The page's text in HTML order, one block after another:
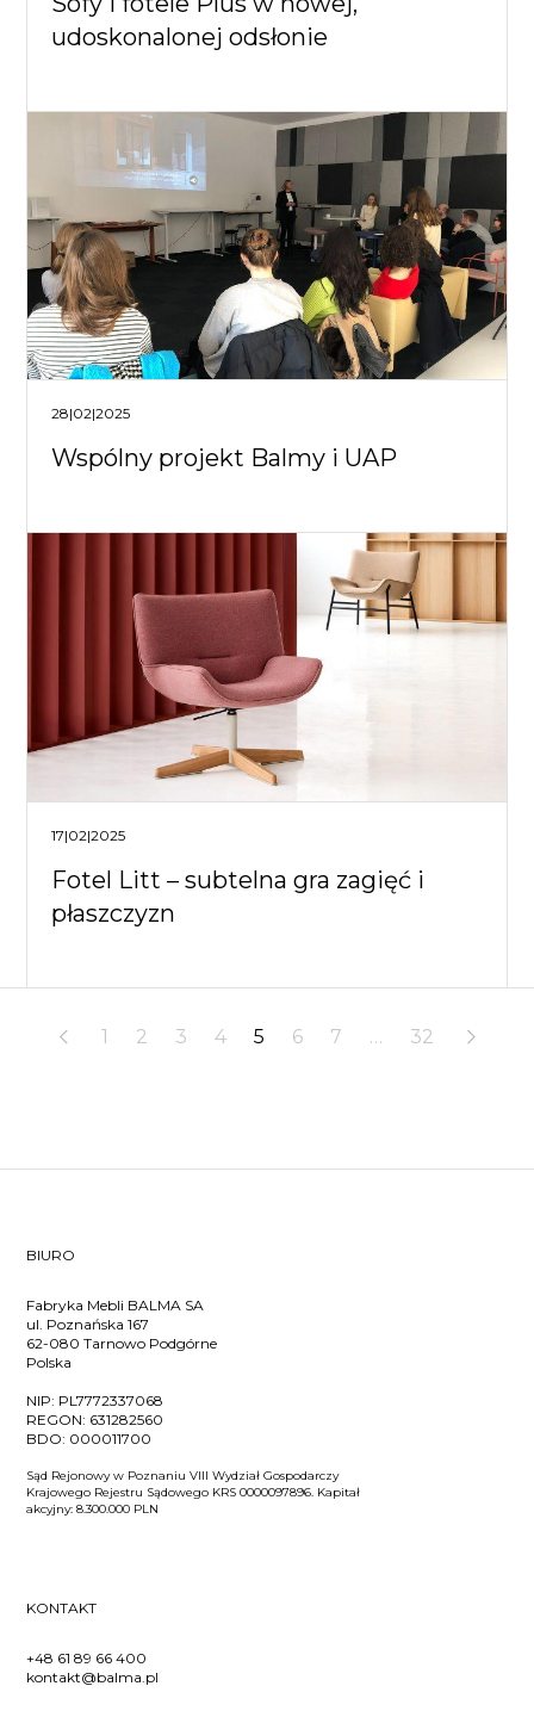
udoskonalonej odsłonie
28|02|2025
Wspólny projekt Balmy i UAP
17|02|2025
Fotel Litt – subtelna gra zagięć i
płaszczyzn
1 2 3 4 5 6 7 … 32
BIURO
Fabryka Mebli BALMA SA
ul. Poznańska 167
62-080 Tarnowo Podgórne
Polska
NIP: PL7772337068
REGON: 631282560
BDO: 000011700
Sąd Rejonowy w Poznaniu VIII Wydział Gospodarczy
Krajowego Rejestru Sądowego KRS 0000097896. Kapitał
akcyjny: 8.300.000 PLN
KONTAKT
+48 61 89 66 400
kontakt@balma.pl